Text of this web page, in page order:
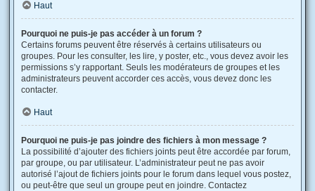
Haut
Pourquoi ne puis-je pas accéder à un forum ?
Certains forums peuvent être réservés à certains utilisateurs ou
groupes. Pour les consulter, les lire, y poster, etc., vous devez avoir les
permissions s’y rapportant. Seuls les modérateurs de groupes et les
administrateurs peuvent accorder ces accès, vous devez donc les
contacter.
Haut
Pourquoi ne puis-je pas joindre des fichiers à mon message ?
La possibilité d’ajouter des fichiers joints peut être accordée par forum,
par groupe, ou par utilisateur. L’administrateur peut ne pas avoir
autorisé l’ajout de fichiers joints pour le forum dans lequel vous postez,
ou peut-être que seul un groupe peut en joindre. Contactez